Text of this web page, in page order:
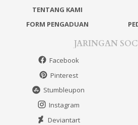
TENTANG KAMI
FORM PENGADUAN
JARINGAN
Facebook
Pinterest
Stumbleupon
Instagram
Deviantart